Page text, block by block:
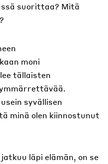
suorittaa? Mitä
moni
tällaisten
syvällisen
minä olen kiinnostunut
läpi elämän, on se